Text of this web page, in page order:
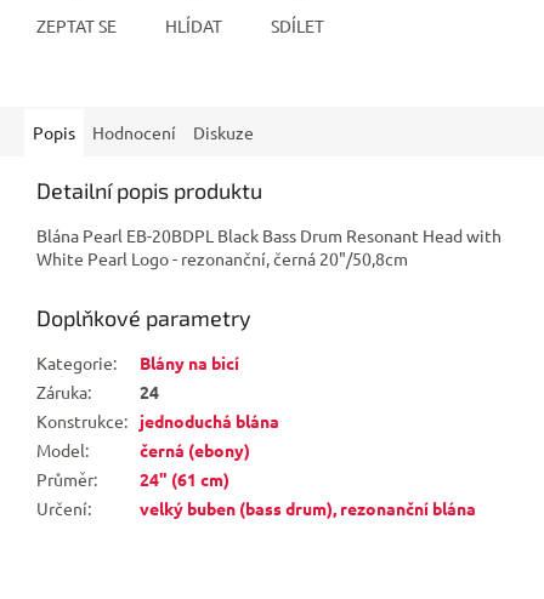
ZEPTAT SE HLÍDAT SDÍLET
Popis Hodnocení Diskuze
Detailní popis produktu
Blána Pearl EB-20BDPL Black Bass Drum Resonant Head with
White Pearl Logo - rezonanční, černá 20"/50,8cm
Doplňkové parametry
Kategorie:
Blány na bicí
Záruka:
24
Konstrukce:
jednoduchá blána
Model:
černá (ebony)
Průměr:
24" (61 cm)
Určení: velký buben (bass drum), rezonanční blána